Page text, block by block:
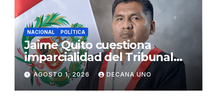
NACIONAL POLÍTICA
Jaime Quito cuestiona
imparcialidad del Tribunal
Constitucional tras liberación
de Ollanta Humala
AGOSTO 1, 2026 DECANA UNO